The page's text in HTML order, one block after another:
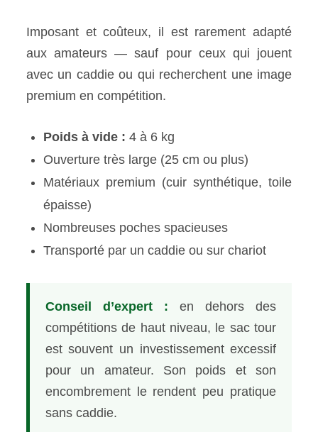
Imposant et coûteux, il est rarement adapté
aux amateurs — sauf pour ceux qui jouent
avec un caddie ou qui recherchent une image
premium en compétition.
Poids à vide : 4 à 6 kg
Ouverture très large (25 cm ou plus)
Matériaux premium (cuir synthétique, toile
épaisse)
Nombreuses poches spacieuses
Transporté par un caddie ou sur chariot
Conseil d’expert : en dehors des
compétitions de haut niveau, le sac tour
est souvent un investissement excessif
pour un amateur. Son poids et son
encombrement le rendent peu pratique
sans caddie.